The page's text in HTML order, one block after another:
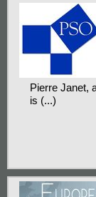
Pierre Janet,
is (...)